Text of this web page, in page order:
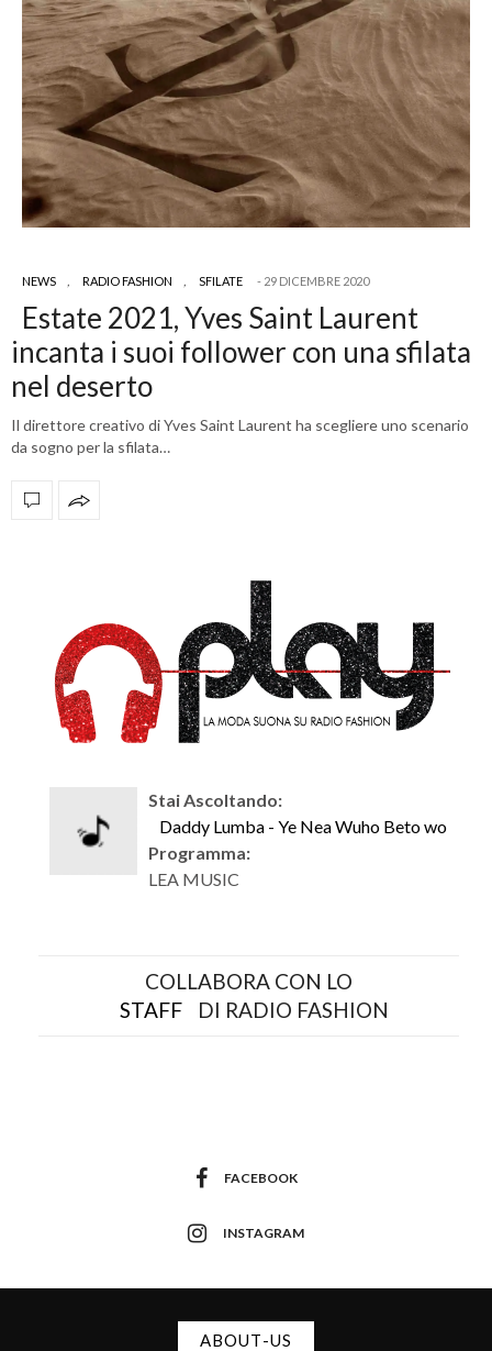
NEWS , RADIO FASHION , SFILATE 29 DICEMBRE 2020
Estate 2021, Yves Saint Laurent
incanta i suoi follower con una sfilata
nel deserto
Il direttore creativo di Yves Saint Laurent ha scegliere uno scenario
da sogno per la sfilata…
Stai Ascoltando:
Daddy Lumba - Ye Nea Wuho Beto wo
Programma:
LEA MUSIC
COLLABORA CON LO
STAFF
DI RADIO FASHION
FACEBOOK
INSTAGRAM
ABOUT-US